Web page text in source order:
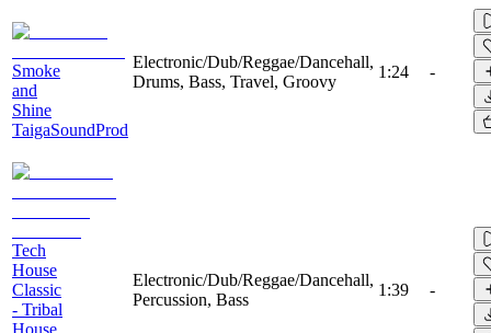
Smoke
and
Shine
TaigaSoundProd
Electronic/Dub/Reggae/Dancehall,
Drums, Bass, Travel, Groovy
1:24 -
Tech
House
Classic
- Tribal
House
Electronic/Dub/Reggae/Dancehall,
Percussion, Bass
1:39 -